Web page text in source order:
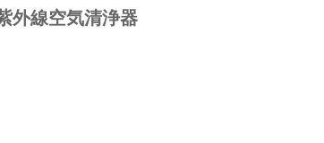
外線空気清浄器